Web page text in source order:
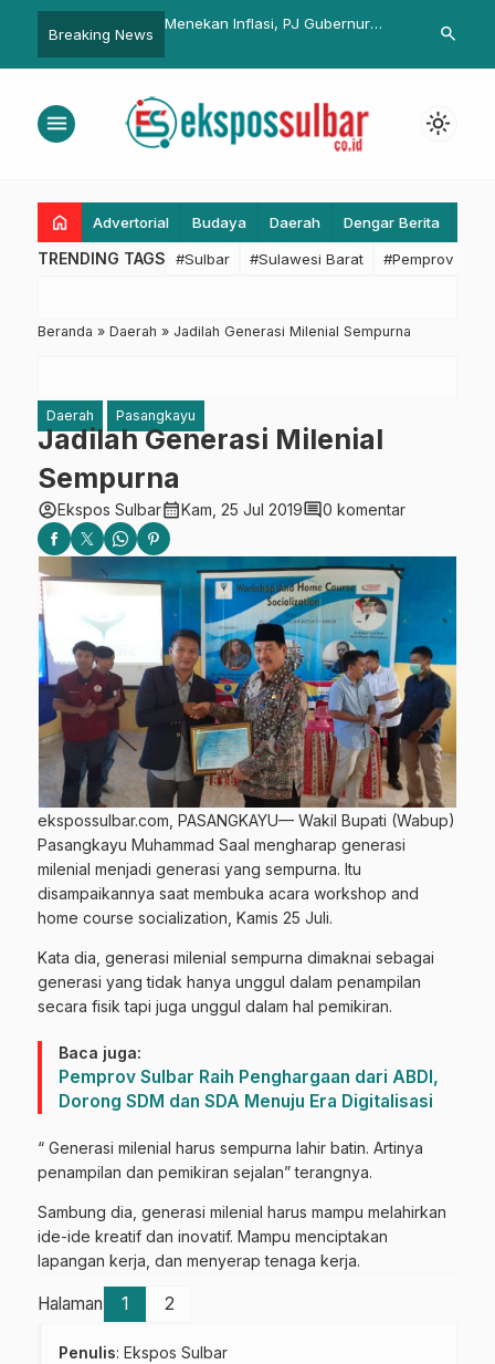
Breaking News
Menekan Inflasi, PJ Gubernur
Komunikasi dan Sinergitas
Jabar Run
Kota Cirebon
search
menu light_mode
home Advertorial Budaya Daerah Dengar Berita
TRENDING TAGS #Sulbar #Sulawesi Barat #Pemprov
Beranda » Daerah » Jadilah Generasi Milenial Sempurna
Daerah Pasangkayu
Jadilah Generasi Milenial
Sempurna
account_circleEkspos Sulbarcalendar_monthKam, 25 Jul 2019comment0 komentar
ekspossulbar.com, PASANGKAYU— Wakil Bupati (Wabup)
Pasangkayu Muhammad Saal mengharap generasi
milenial menjadi generasi yang sempurna. Itu
disampaikannya saat membuka acara workshop and
home course socialization, Kamis 25 Juli.
Kata dia, generasi milenial sempurna dimaknai sebagai
generasi yang tidak hanya unggul dalam penampilan
secara fisik tapi juga unggul dalam hal pemikiran.
Baca juga:
Pemprov Sulbar Raih Penghargaan dari ABDI,
Dorong SDM dan SDA Menuju Era Digitalisasi
“ Generasi milenial harus sempurna lahir batin. Artinya
penampilan dan pemikiran sejalan” terangnya.
Sambung dia, generasi milenial harus mampu melahirkan
ide-ide kreatif dan inovatif. Mampu menciptakan
lapangan kerja, dan menyerap tenaga kerja.
Halaman 1 2
Penulis: Ekspos Sulbar